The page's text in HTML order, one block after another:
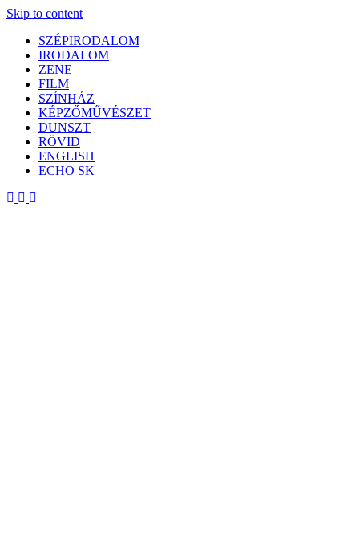
Skip to content
SZÉPIRODALOM
IRODALOM
ZENE
FILM
SZÍNHÁZ
KÉPZŐMŰVÉSZET
DUNSZT
RÖVID
ENGLISH
ECHO SK